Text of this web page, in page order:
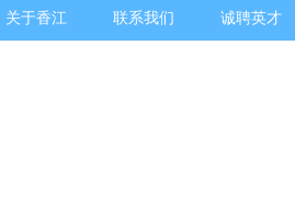
关于香江 联系我们 诚聘英才